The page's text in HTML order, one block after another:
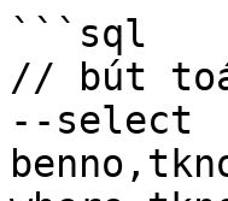
```sql
// bút
--select